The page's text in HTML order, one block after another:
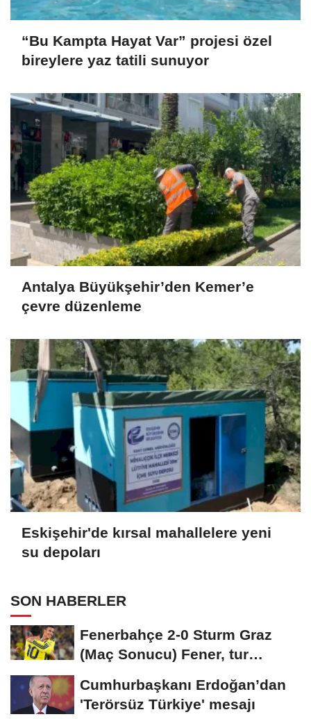
“Bu Kampta Hayat Var” projesi özel
bireylere yaz tatili sunuyor
Antalya Büyükşehir’den Kemer’e
çevre düzenleme
Eskişehir'de kırsal mahallelere yeni
su depoları
SON HABERLER
Fenerbahçe 2-0 Sturm Graz
(Maç Sonucu) Fener, tur
Cumhurbaşkanı Erdoğan’dan
'Terörsüz Türkiye' mesajı